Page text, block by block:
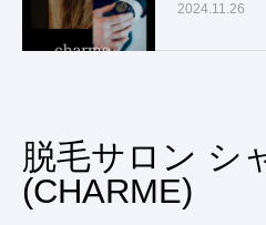
2024.11.26
脱毛サロン シ
(CHARME)